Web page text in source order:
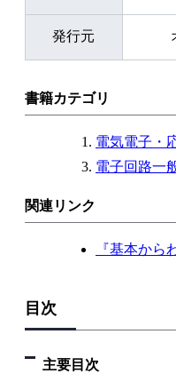
発行元
書籍カテゴリ
電気電子・
電子回路一
関連リンク
『基本か
目次
主要目次